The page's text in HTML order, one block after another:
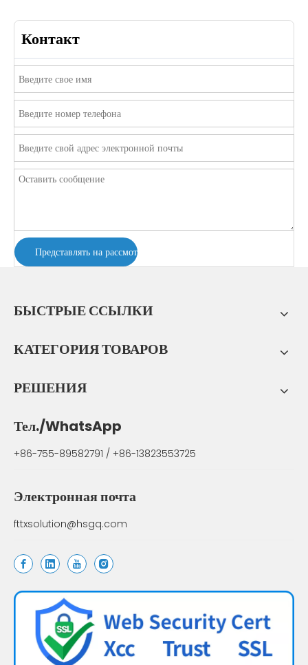
Контакт
Представлять на рассмотрение
БЫСТРЫЕ ССЫЛКИ
КАТЕГОРИЯ ТОВАРОВ
РЕШЕНИЯ
Тел./WhatsApp
+86-755-89582791 / +86-13823553725
Электронная почта
fttxsolution@hsgq.com